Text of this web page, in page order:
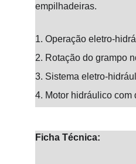
Ficha Técnica:
empilhadeiras.
1. Operação eletro-
2. Rotação do grampo
3. Sistema eletro-
4. Motor hidráulico